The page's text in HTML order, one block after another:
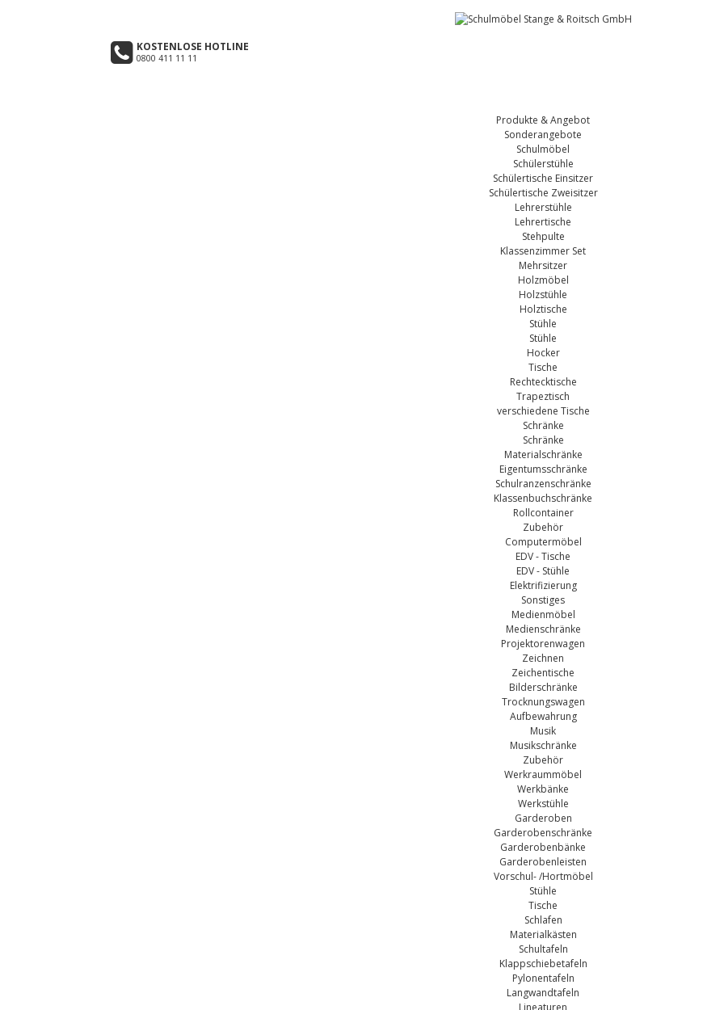
KOSTENLOSE HOTLINE
0800 411 11 11
Produkte & Angebot
Sonderangebote
Schulmöbel
Schülerstühle
Schülertische Einsitzer
Schülertische Zweisitzer
Lehrerstühle
Lehrertische
Stehpulte
Klassenzimmer Set
Mehrsitzer
Holzmöbel
Holzstühle
Holztische
Stühle
Stühle
Hocker
Tische
Rechtecktische
Trapeztisch
verschiedene Tische
Schränke
Schränke
Materialschränke
Eigentumsschränke
Schulranzenschränke
Klassenbuchschränke
Rollcontainer
Zubehör
Computermöbel
EDV - Tische
EDV - Stühle
Elektrifizierung
Sonstiges
Medienmöbel
Medienschränke
Projektorenwagen
Zeichnen
Zeichentische
Bilderschränke
Trocknungswagen
Aufbewahrung
Musik
Musikschränke
Zubehör
Werkraummöbel
Werkbänke
Werkstühle
Garderoben
Garderobenschränke
Garderobenbänke
Garderobenleisten
Vorschul- /Hortmöbel
Stühle
Tische
Schlafen
Materialkästen
Schultafeln
Klappschiebetafeln
Pylonentafeln
Langwandtafeln
Lineaturen